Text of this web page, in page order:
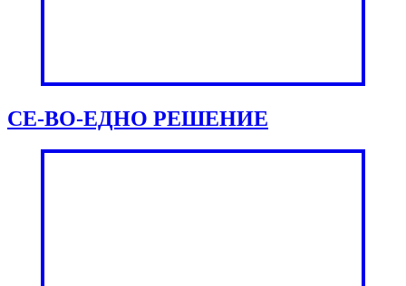
СЕ-ВО-ЕДНО РЕШЕНИЕ